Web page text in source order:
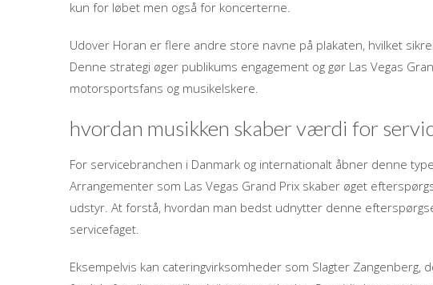
kun for løbet men også for koncerterne.
Udover Horan er flere andre store navne på plakaten, hvilket
Denne strategi øger publikums engagement og gør Las Vegas
motorsportsfans og musikelskere.
hvordan musikken skaber værdi for
For servicebranchen i Danmark og internationalt åbner denne
Arrangementer som Las Vegas Grand Prix skaber øget
udstyr. At forstå, hvordan man bedst udnytter denne
servicefaget.
Eksempelvis kan cateringvirksomheder som Slagter Zangenberg,